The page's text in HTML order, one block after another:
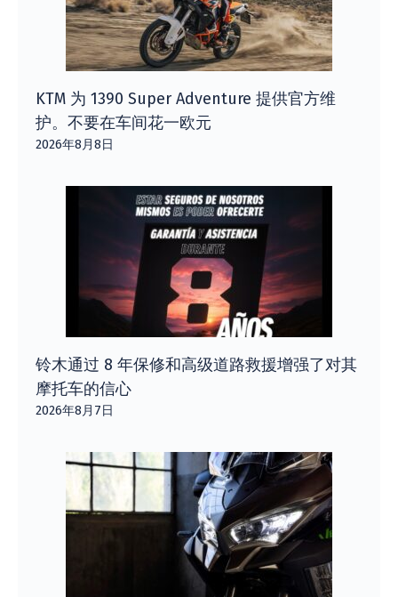
KTM 为 1390 Super Adventure 提供官方维
护。不要在车间花一欧元
2026年8月8日
铃木通过 8 年保修和高级道路救援增强了对其
摩托车的信心
2026年8月7日